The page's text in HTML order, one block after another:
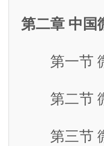
第二章 中国
第一节 微
第二节 微
第三节 微